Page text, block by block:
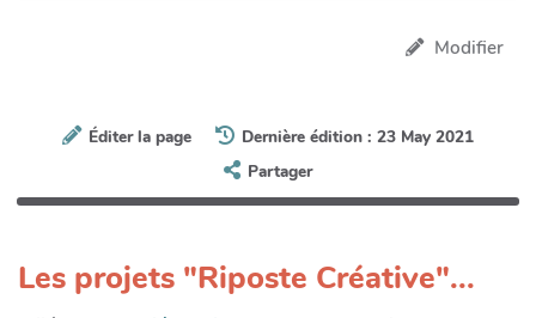
Modifier
Éditer la page
Dernière édition : 23 May 2021
Partager